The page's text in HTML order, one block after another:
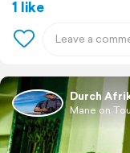
1 like
Durch
Mane on